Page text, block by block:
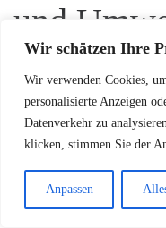
Wir schätzen Ihre
Wir verwenden Cookies,
personalisierte Anzeigen
Datenverkehr zu
klicken, stimmen Sie der
Anpassen
und
Die Psychosexuelle
maßgeblich durch
geprägt. Elterliche
spielen eine
und beeinflussen die
Kindern fundamental.